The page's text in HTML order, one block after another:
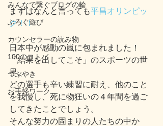
みんなで繋ぐブログの輪
ぶろぐ遊び
カウンセラーの読み物
100のコトバ
つぶやき
お手軽ワーク
まずはなんと言っても平昌オリンピッ
ク！！
日本中が感動の嵐に包まれました！
「結果を出してこそ」のスポーツの世
界。
どの選手も辛い練習に耐え、他のこと
を我慢し、死に物狂いの４年間を過ご
してきたことでしょう。
そんな努力の固まりの人たちの中か